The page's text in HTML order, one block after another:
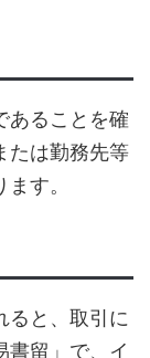
あることを確
たは勤務先等
す。
ると、取引に
書留」で、イ